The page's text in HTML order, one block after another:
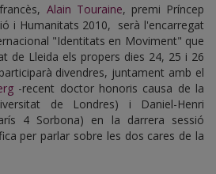
Alain Touraine, premi Príncep
i Humanitats 2010, serà l'encarregat
"Identitats en Moviment" que
de Lleida els propers dies 24, 25 i 26
divendres, juntament amb el
-recent doctor honoris causa de la
de Londres) i Daniel-Henri
4 Sorbona) en la darrera sessió
per parlar sobre les dos cares de la